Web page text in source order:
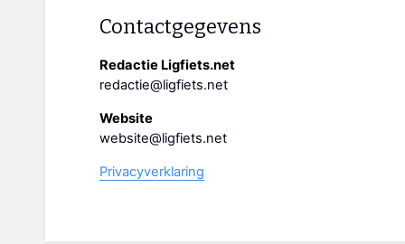
Contactgegevens
Redactie Ligfiets.net
redactie@ligfiets.net
Website
website@ligfiets.net
Privacyverklaring